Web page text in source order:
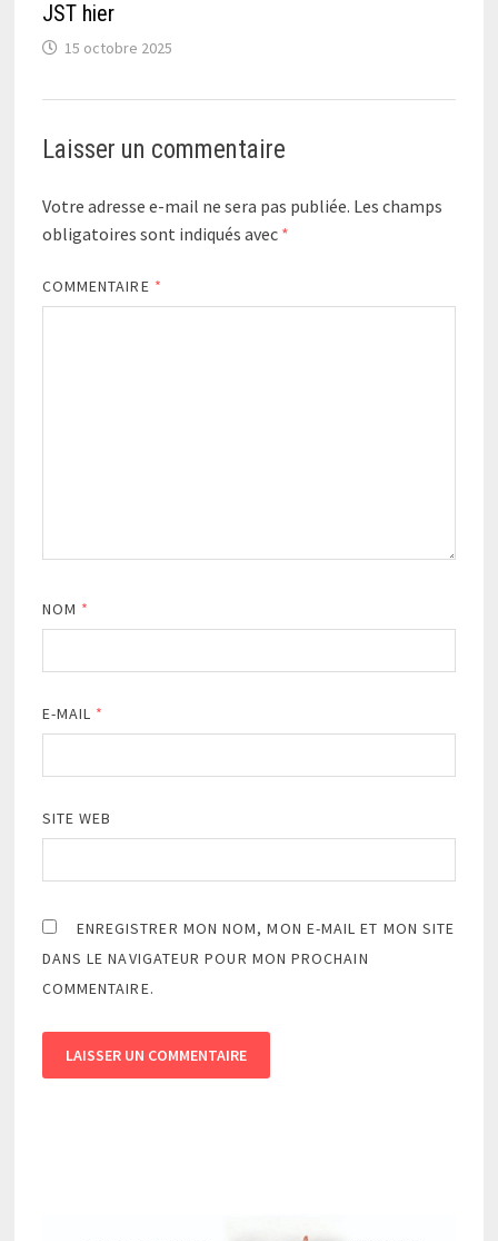
JST hier
15 octobre 2025
Laisser un commentaire
Votre adresse e-mail ne sera pas publiée. Les champs
obligatoires sont indiqués avec *
COMMENTAIRE *
NOM *
E-MAIL *
SITE WEB
ENREGISTRER MON NOM, MON E-MAIL ET MON SITE
DANS LE NAVIGATEUR POUR MON PROCHAIN
COMMENTAIRE.